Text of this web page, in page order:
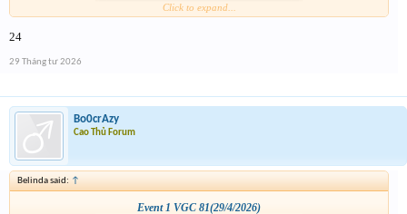
Click to expand...
24
29 Tháng tư 2026
Bo0crAzy
Cao Thủ Forum
Belinda said: ↑
Event 1 VGC 81(29/4/2026)